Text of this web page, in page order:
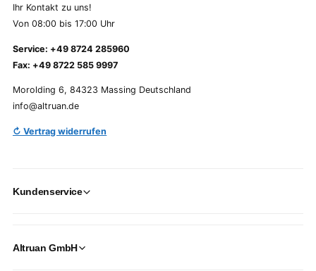
Ihr Kontakt zu uns!
Von 08:00 bis 17:00 Uhr
Service: +49 8724 285960
Fax: +49 8722 585 9997
Morolding 6, 84323 Massing Deutschland
info@altruan.de
↻ Vertrag widerrufen
Kundenservice
Altruan GmbH